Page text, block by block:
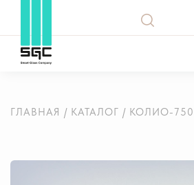
ГЛАВНАЯ / КАТАЛОГ / КОЛИО-750